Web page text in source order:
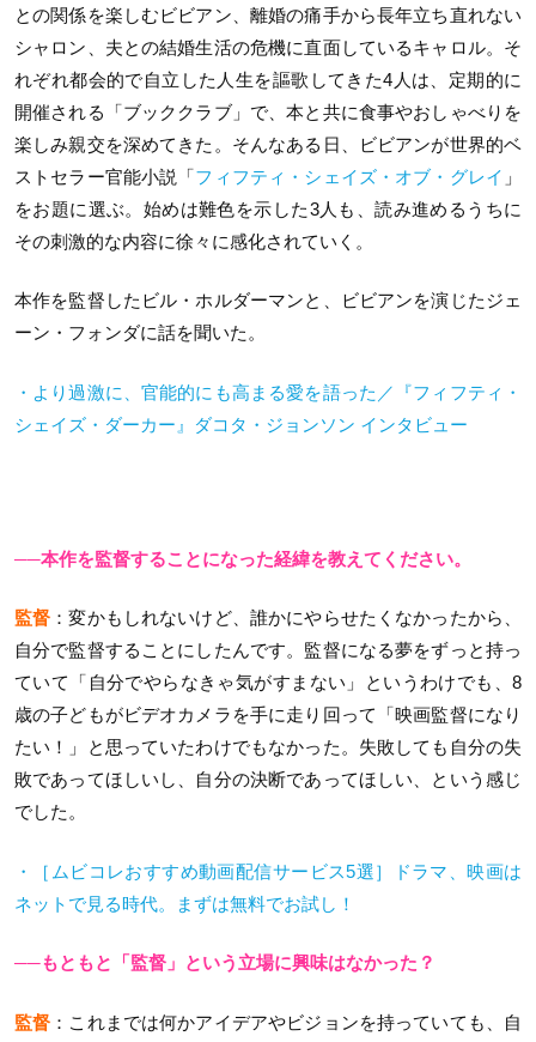
との関係を楽しむビビアン、離婚の痛手から長年立ち直れない
シャロン、夫との結婚生活の危機に直面しているキャロル。そ
れぞれ都会的で自立した人生を謳歌してきた4人は、定期的に
開催される「ブッククラブ」で、本と共に食事やおしゃべりを
楽しみ親交を深めてきた。そんなある日、ビビアンが世界的ベ
ストセラー官能小説「フィフティ・シェイズ・オブ・グレイ 」
をお題に選ぶ。始めは難色を示した3人も、読み進めるうちに
その刺激的な内容に徐々に感化されていく。
本作を監督したビル・ホルダーマンと、ビビアンを演じたジェ
ーン・フォンダに話を聞いた。
・より過激に、官能的にも高まる愛を語った／『フィフティ・
シェイズ・ダーカー』ダコタ・ジョンソン インタビュー
──本作を監督することになった経緯を教えてください。
監督 ：変かもしれないけど、誰かにやらせたくなかったから、
自分で監督することにしたんです。監督になる夢をずっと持っ
ていて「自分でやらなきゃ気がすまない」というわけでも、8
歳の子どもがビデオカメラを手に走り回って「映画監督になり
たい！」と思っていたわけでもなかった。失敗しても自分の失
敗であってほしいし、自分の決断であってほしい、という感じ
でした。
・［ムビコレおすすめ動画配信サービス5選］ドラマ、映画は
ネットで見る時代。まずは無料でお試し！
──もともと「監督」という立場に興味はなかった？
監督 ：これまでは何かアイデアやビジョンを持っていても、自